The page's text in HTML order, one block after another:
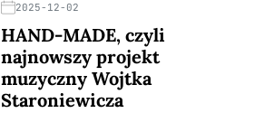
2025-12-02
HAND-MADE, czyli
najnowszy projekt
muzyczny Wojtka
Staroniewicza